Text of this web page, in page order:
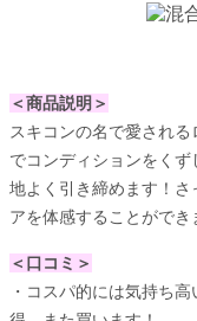
＜商品説明＞
スキコンの名で愛され
でコンディションをく
地よく引き締めます！
アを体感することができ
＜口コミ＞
・コスパ的には気持ち